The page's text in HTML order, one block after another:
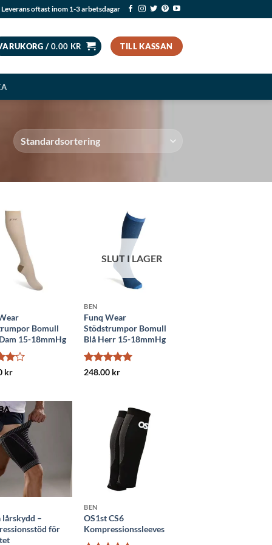
Leverans oftast inom 1-3 arbetsdagar
/0.00 KR TILL KASSAN
Bomull
15-18mmHg
kr
SLUT I LAGER
BEN
Funq Wear
Stödstrumpor Bomull
Blå Herr 15-18mmHg
Betygsatt
248.00 kr
lårskydd –
för
BEN
OS1st CS6
Kompressionssleeves